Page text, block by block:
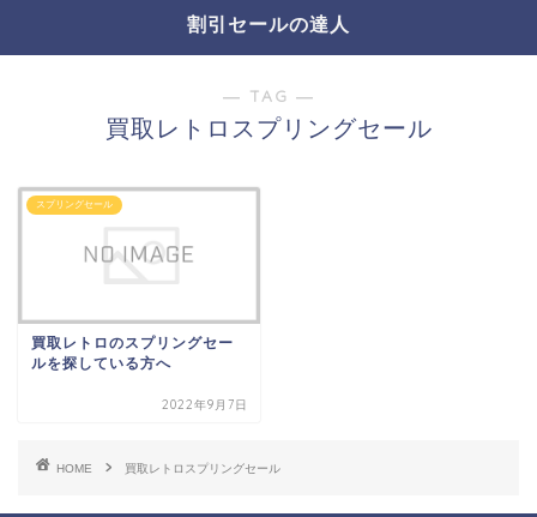
割引セールの達人
― TAG ―
買取レトロスプリングセール
スプリングセール
買取レトロのスプリングセー
ルを探している方へ
2022年9月7日
HOME 買取レトロスプリングセール